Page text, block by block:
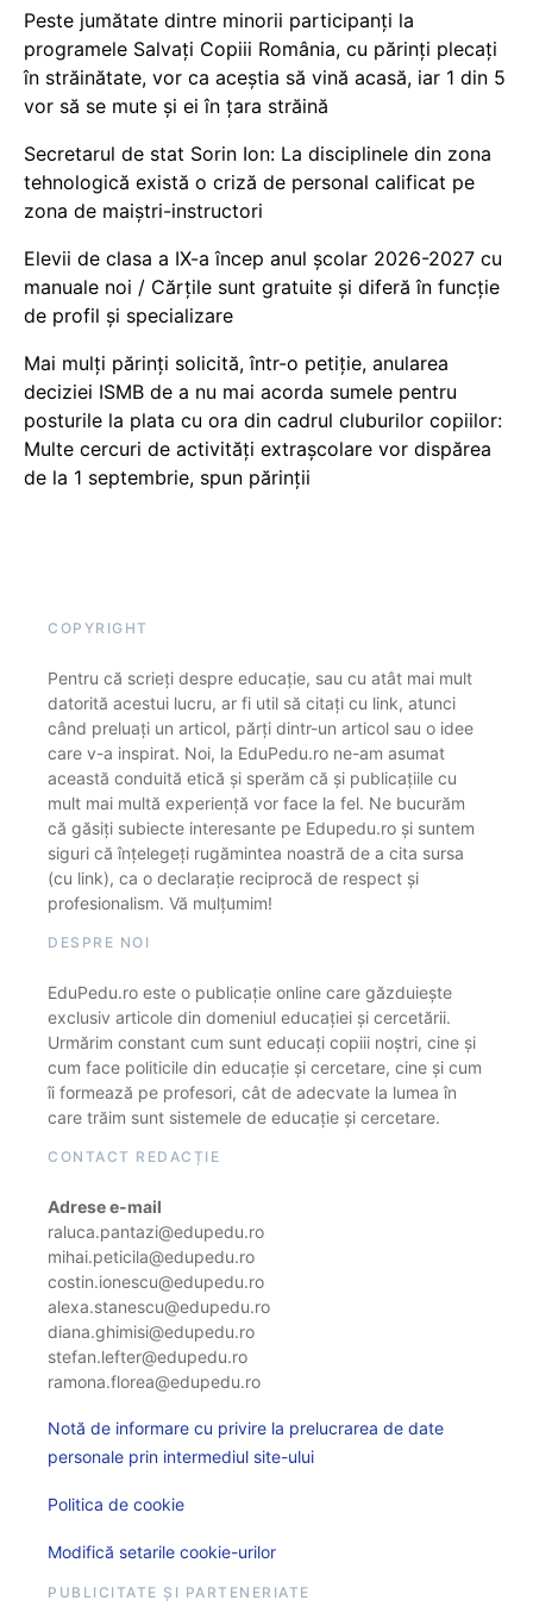
Peste jumătate dintre minorii participanți la
programele Salvați Copiii România, cu părinți plecați
în străinătate, vor ca aceștia să vină acasă, iar 1 din 5
vor să se mute și ei în țara străină
Secretarul de stat Sorin Ion: La disciplinele din zona
tehnologică există o criză de personal calificat pe
zona de maiștri-instructori
Elevii de clasa a IX-a încep anul școlar 2026-2027 cu
manuale noi / Cărțile sunt gratuite și diferă în funcție
de profil și specializare
Mai mulți părinți solicită, într-o petiție, anularea
deciziei ISMB de a nu mai acorda sumele pentru
posturile la plata cu ora din cadrul cluburilor copiilor:
Multe cercuri de activități extrașcolare vor dispărea
de la 1 septembrie, spun părinții
COPYRIGHT
Pentru că scrieți despre educație, sau cu atât mai mult
datorită acestui lucru, ar fi util să citați cu link, atunci
când preluați un articol, părți dintr-un articol sau o idee
care v-a inspirat. Noi, la EduPedu.ro ne-am asumat
această conduită etică și sperăm că și publicațiile cu
mult mai multă experiență vor face la fel. Ne bucurăm
că găsiți subiecte interesante pe Edupedu.ro și suntem
siguri că înțelegeți rugămintea noastră de a cita sursa
(cu link), ca o declarație reciprocă de respect și
profesionalism. Vă mulțumim!
DESPRE NOI
EduPedu.ro este o publicație online care găzduiește
exclusiv articole din domeniul educației și cercetării.
Urmărim constant cum sunt educați copiii noștri, cine și
cum face politicile din educație și cercetare, cine și cum
îi formează pe profesori, cât de adecvate la lumea în
care trăim sunt sistemele de educație și cercetare.
CONTACT REDACȚIE
Adrese e-mail
raluca.pantazi@edupedu.ro
mihai.peticila@edupedu.ro
costin.ionescu@edupedu.ro
alexa.stanescu@edupedu.ro
diana.ghimisi@edupedu.ro
stefan.lefter@edupedu.ro
ramona.florea@edupedu.ro
Notă de informare cu privire la prelucrarea de date
personale prin intermediul site-ului
Politica de cookie
Modifică setarile cookie-urilor
PUBLICITATE ȘI PARTENERIATE